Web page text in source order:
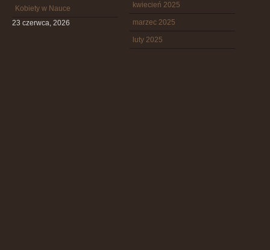
Kobiety w Nauce
23 czerwca, 2026
kwiecień 2025
marzec 2025
luty 2025